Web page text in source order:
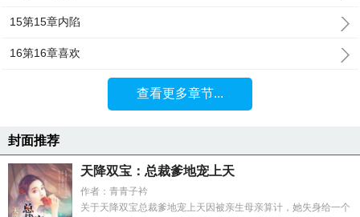
15第15章内陷
16第16章喜欢
查看更多章节...
封面推荐
天降双宝：总裁爹地宠上天
作者：青青子衿
关于天降双宝总裁爹地宠上天因被亲生母亲算计，她失身给一个